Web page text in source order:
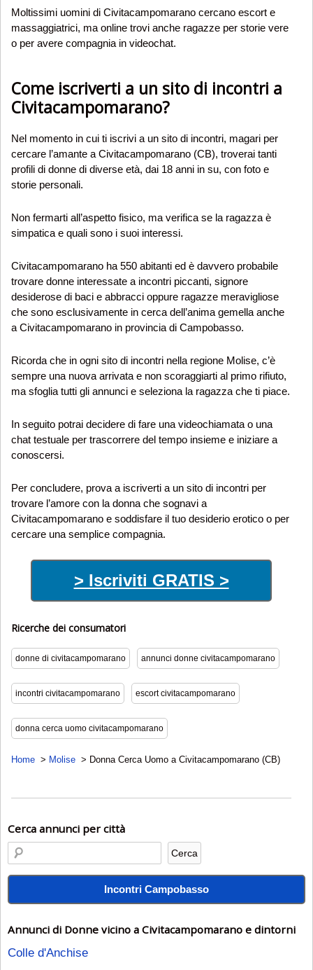
Moltissimi uomini di Civitacampomarano cercano escort e
massaggiatrici, ma online trovi anche ragazze per storie vere
o per avere compagnia in videochat.
Come iscriverti a un sito di incontri a
Civitacampomarano?
Nel momento in cui ti iscrivi a un sito di incontri, magari per
cercare l’amante a Civitacampomarano (CB), troverai tanti
profili di donne di diverse età, dai 18 anni in su, con foto e
storie personali.
Non fermarti all’aspetto fisico, ma verifica se la ragazza è
simpatica e quali sono i suoi interessi.
Civitacampomarano ha 550 abitanti ed è davvero probabile
trovare donne interessate a incontri piccanti, signore
desiderose di baci e abbracci oppure ragazze meravigliose
che sono esclusivamente in cerca dell’anima gemella anche
a Civitacampomarano in provincia di Campobasso.
Ricorda che in ogni sito di incontri nella regione Molise, c’è
sempre una nuova arrivata e non scoraggiarti al primo rifiuto,
ma sfoglia tutti gli annunci e seleziona la ragazza che ti piace.
In seguito potrai decidere di fare una videochiamata o una
chat testuale per trascorrere del tempo insieme e iniziare a
conoscersi.
Per concludere, prova a iscriverti a un sito di incontri per
trovare l’amore con la donna che sognavi a
Civitacampomarano e soddisfare il tuo desiderio erotico o per
cercare una semplice compagnia.
> Iscriviti GRATIS >
Ricerche dei consumatori
donne di civitacampomarano annunci donne civitacampomarano
incontri civitacampomarano escort civitacampomarano
donna cerca uomo civitacampomarano
Home Molise Donna Cerca Uomo a Civitacampomarano (CB)
Cerca annunci per città
Incontri Campobasso
Annunci di Donne vicino a Civitacampomarano e dintorni
Colle d'Anchise